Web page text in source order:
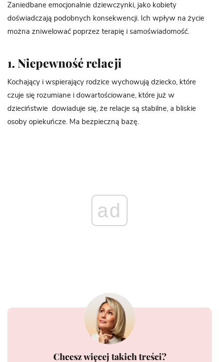
Zaniedbane emocjonalnie dziewczynki, jako kobiety
doświadczają podobnych konsekwencji. Ich wpływ na życie
można zniwelować poprzez terapię i samoświadomość.
1. Niepewność relacji
Kochający i wspierający rodzice wychowują dziecko, które
czuje się rozumiane i dowartościowane, które już w
dzieciństwie dowiaduje się, że relacje są stabilne, a bliskie
osoby opiekuńcze. Ma bezpieczną bazę.
ad
Chcesz więcej takich treści?